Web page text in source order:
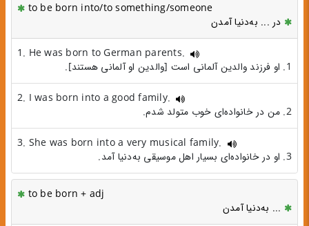
to be born into/to something/someone
در ... به‌دنیا آمدن
1. He was born to German parents.
1. او فرزند والدین آلمانی است [والدین او آلمانی هستند].
2. I was born into a good family.
2. من در خانواده‌ای خوب متولد شدم.
3. She was born into a very musical family.
3. او در خانواده‌ای بسیار اهل موسیقی به‌دنیا آمد.
to be born + adj
... به‌دنیا آمدن